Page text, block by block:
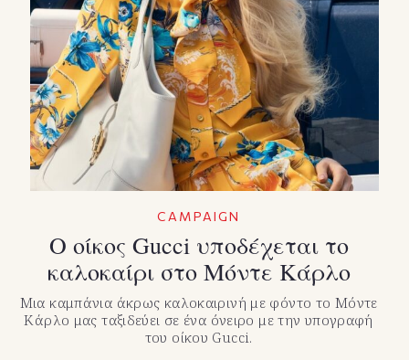
CAMPAIGN
Ο οίκος Gucci υποδέχεται το
καλοκαίρι στο Μόντε Κάρλο
Μια καμπάνια άκρως καλοκαιρινή με φόντο το Μόντε
Κάρλο μας ταξιδεύει σε ένα όνειρο με την υπογραφή
του οίκου Gucci.